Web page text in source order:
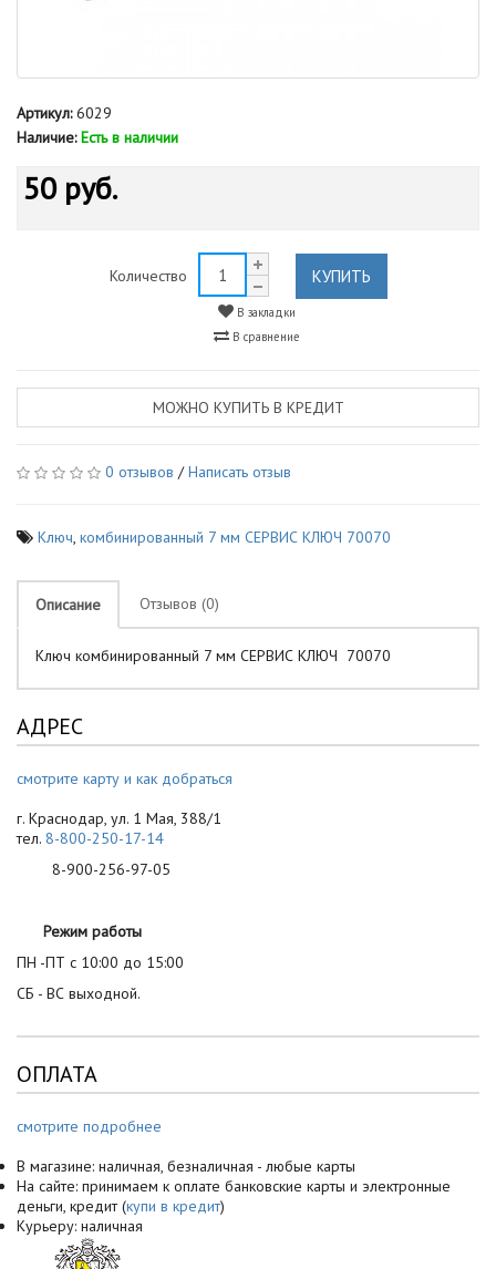
Артикул:6029
Наличие: Есть в наличии
50 руб.
Количество КУПИТЬ
В закладки
В сравнение
МОЖНО КУПИТЬ В КРЕДИТ
0 отзывов /Написать отзыв
Ключ, комбинированный 7 мм СЕРВИС КЛЮЧ 70070
Описание Отзывов (0)
Ключ комбинированный 7 мм СЕРВИС КЛЮЧ 70070
АДРЕС
смотрите карту и как добраться
г. Краснодар, ул. 1 Мая, 388/1
тел. 8-800-250-17-14
8-900-256-97-05
Режим работы
ПН -ПТ с 10:00 до 15:00
СБ - ВС выходной.
ОПЛАТА
смотрите подробнее
В магазине: наличная, безналичная - любые карты
На сайте: принимаем к оплате банковские карты и электронные
деньги, кредит (купи в кредит)
Курьеру: наличная